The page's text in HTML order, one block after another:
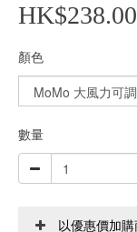
HK$238.00
顏色
數量
以優惠價加購